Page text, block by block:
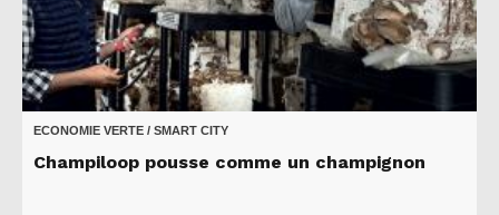
ECONOMIE VERTE / SMART CITY
Champiloop pousse comme un champignon